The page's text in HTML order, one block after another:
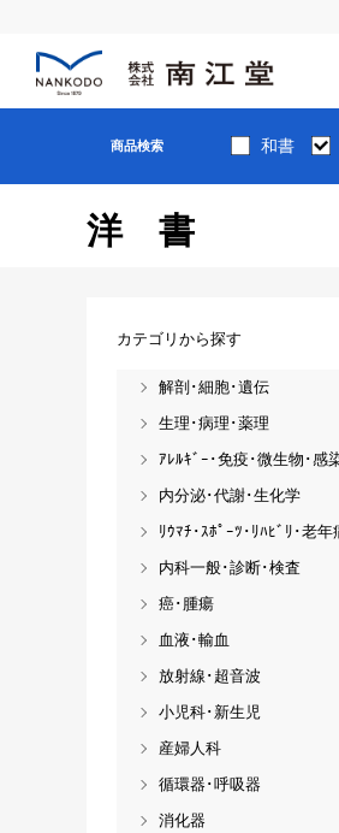
商品検索 和書
洋書
カテゴリから探す
解剖･細胞･遺伝
生理･病理･薬理
ｱﾚﾙｷﾞｰ･免疫･微生物･感
内分泌･代謝･生化学
ﾘｳﾏﾁ･ｽﾎﾟｰﾂ･ﾘﾊﾋﾞﾘ･老年
内科一般･診断･検査
癌･腫瘍
血液･輸血
放射線･超音波
小児科･新生児
産婦人科
循環器･呼吸器
消化器